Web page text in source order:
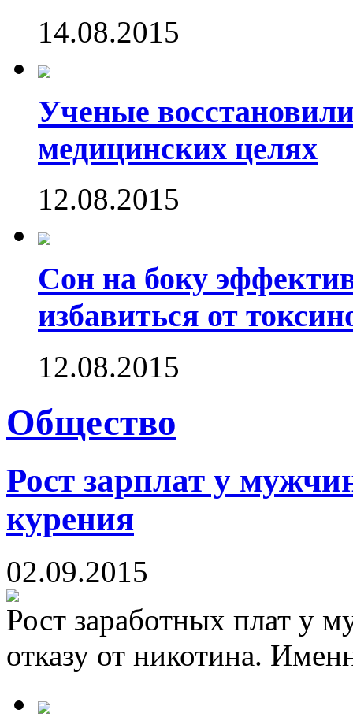
14.08.2015
Ученые
медицинских целях
12.08.2015
Сон на боку
избавиться от
12.08.2015
Общество
Рост зарплат у
курения
02.09.2015
Рост заработных плат у
отказу от никотина.